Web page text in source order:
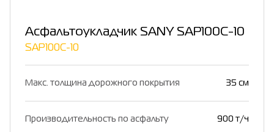
Асфальтоукладчик SANY SAP100C-10
SAP100C-10
Макс. толщина дорожного покрытия 35 см
Производительность по асфальту 900 т/ч